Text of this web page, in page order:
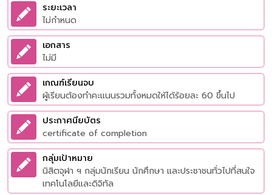
ระยะเวลา
ไม่กำหนด
เอกสาร
ไม่มี
เกณฑ์เรียนจบ
ผู้เรียนต้องทำคะแนนรวมทั้งหมดให้ได้ร้อยละ 60 ขึ้นไป
ประกาศนียบัตร
certificate of completion
กลุ่มเป้าหมาย
นิสิตจุฬา ฯ กลุ่มนักเรียน นักศึกษา และประชาชนทั่วไปที่สนใจ
เทคโนโลยีและดิจิทัล